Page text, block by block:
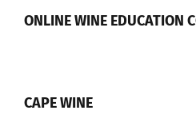
ONLINE WINE EDUCATION
CAPE WINE